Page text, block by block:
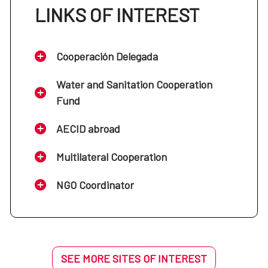
LINKS OF INTEREST
Cooperación Delegada
Water and Sanitation Cooperation
Fund
AECID abroad
Multilateral Cooperation
NGO Coordinator
SEE MORE SITES OF INTEREST